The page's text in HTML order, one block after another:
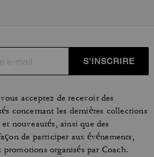
S’INSCRIRE
acceptez de recevoir des
concernant les dernières collections
nouveautés, ainsi que des
de participer aux événements,
promotions organisés par Coach.